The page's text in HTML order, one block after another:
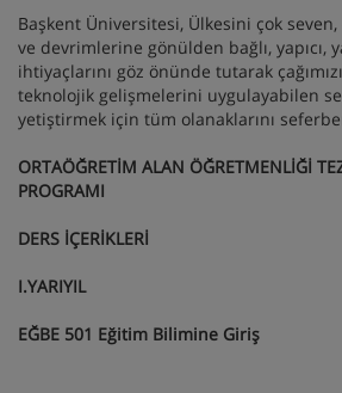
Başkent Üniversitesi, Ülkesini çok
ve devrimlerine gönülden bağlı, yapıcı,
ihtiyaçlarını göz önünde tutarak
teknolojik gelişmelerini uygulayabilen
yetiştirmek için tüm olanaklarını
ORTAÖĞRETİM ALAN ÖĞRETMENLİĞİ
PROGRAMI
DERS İÇERİKLERİ
I.YARIYIL
EĞBE 501 Eğitim Bilimine Giriş
(2-0-